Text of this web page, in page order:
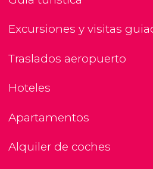
Excursiones y visitas
Traslados aeropuerto
Hoteles
Apartamentos
Alquiler de coches